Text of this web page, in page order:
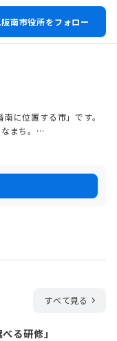
阪南市役所をフォロー
に位置する市」です。
まち。
く、小さな組織だから
ています！
すべて見る
る研修」